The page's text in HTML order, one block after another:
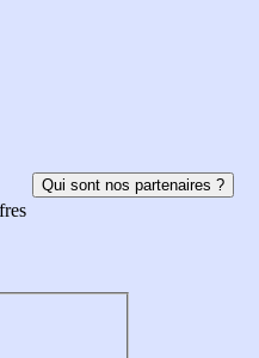
Qui sont nos partenaires ?